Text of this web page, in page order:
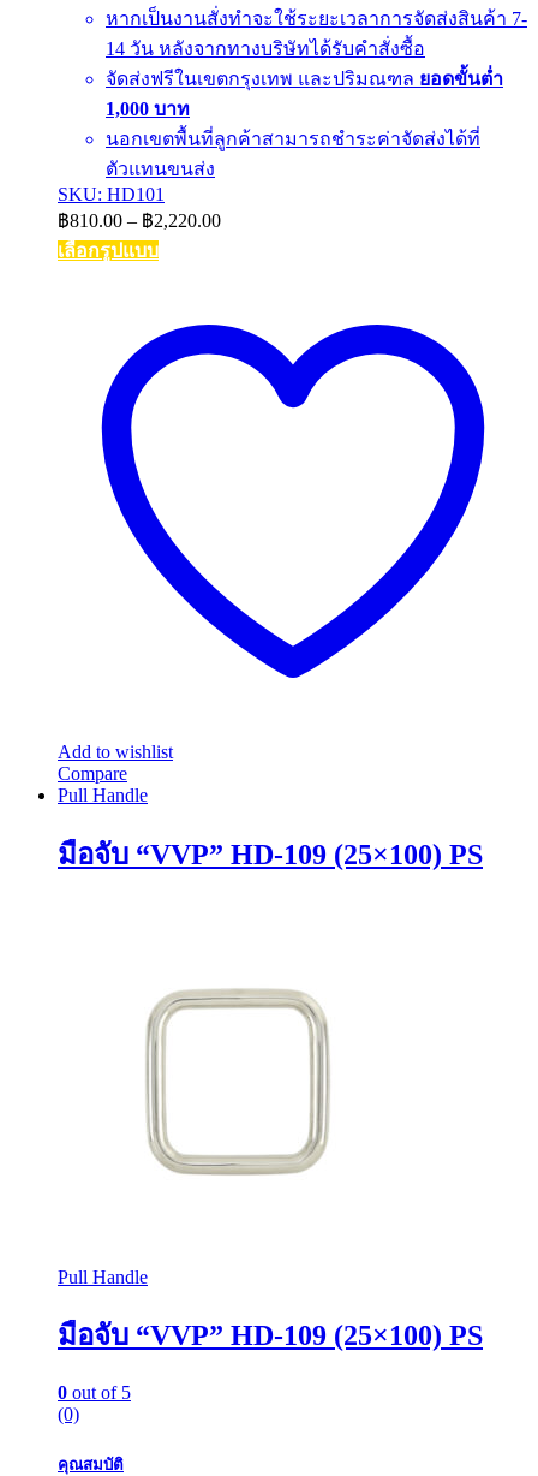
หากเป็นงานสั่งทำจะใช้ระยะเวลาการจัดส่งสินค้า 7-
14 วัน หลังจากทางบริษัทได้รับคำสั่งซื้อ
จัดส่งฟรีในเขตกรุงเทพ และปริมณฑล ยอดขั้นต่ำ
1,000 บาท
นอกเขตพื้นที่ลูกค้าสามารถชำระค่าจัดส่งได้ที่
ตัวแทนขนส่ง
SKU: HD101
฿810.00 – ฿2,220.00Price
เลือกรูปแบบ
options
chosen
Add to wishlist
Compare
Pull Handle
มือจับ “VVP” HD-109 (25×100) PS
Pull Handle
มือจับ “VVP” HD-109 (25×100) PS
0 out of 5
(0)
คุณสมบัติ